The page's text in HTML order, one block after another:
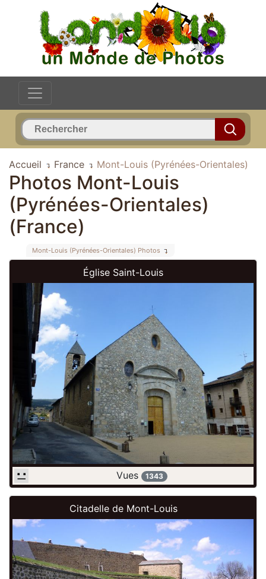
Accueil France Mont-Louis (Pyrénées-Orientales)
Photos Mont-Louis
(Pyrénées-Orientales)
(France)
Mont-Louis (Pyrénées-Orientales) Photos
Église Saint-Louis
Vues 1343
Citadelle de Mont-Louis